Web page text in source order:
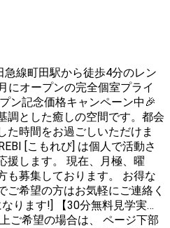
線町田駅から徒歩4分のレン
ン記念価格キャンペーン中🎉
調とした癒しの空間です。都会
た時間をお過ごしいただけま
[こもれび] は個人で活動さ
援します。 現在、月極、曜
も募集しております。 お得な
ご希望の方はお気軽にご連絡く
ご希望の場合は、 ページ下部